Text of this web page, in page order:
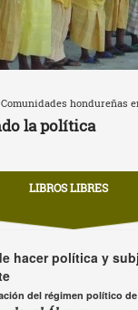
hondureñas
la política
LIBROS LIBRES
hacer política y
del régimen político